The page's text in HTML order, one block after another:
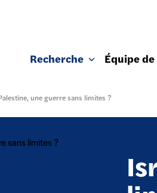
Recherche Équipe
une guerre sans limites ?